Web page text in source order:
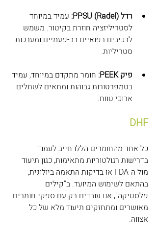
רדל PPSU (Radel):
עמיד במיוחד
לסטריליזציה חוזרת בקיטור. משמש
לרכיבים רפואיים רב-פעמיים ומערכות
סטריליות.
פיק PEEK:
חומר מתקדם במיוחד, עמיד
בטמפרטורות גבוהות ומתאים לשתלים
ארוכי טווח.
DHF
כל אחד מהחומרים הללו חייב לעמוד
בדרישות רגולטוריות מתאימות, כגון תיעוד
מול ה-FDA או בדיקות התאמה ביולוגית,
בהתאם לשימוש המיועד. ב"קילים
פלסטיקה", אנו עובדים רק עם ספקי חומרים
מאושרים ומתחזקים תיעוד מלא של כל
אצווה.